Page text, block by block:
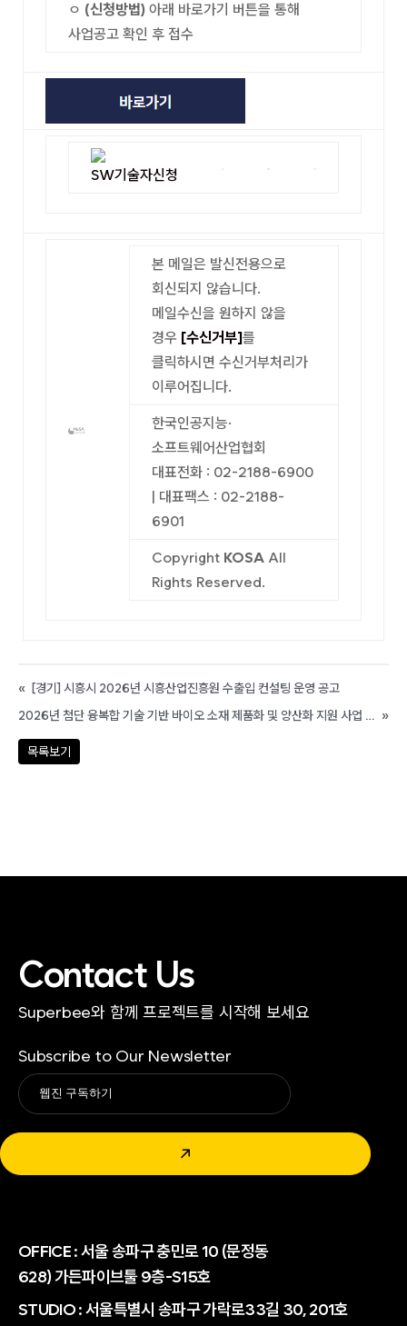
ㅇ (신청방법) 아래 바로가기 버튼을 통해
사업공고 확인 후 접수
본 메일은 발신전용으로
회신되지 않습니다.
메일수신을 원하지 않을
경우 [수신거부]를
클릭하시면 수신거부처리가
이루어집니다.
한국인공지능·
소프트웨어산업협회
대표전화 : 02-2188-6900
| 대표팩스 : 02-2188-
6901
Copyright KOSA All
Rights Reserved.
« [경기] 시흥시 2026년 시흥산업진흥원 수출입 컨설팅 운영 공고
2026년 첨단 융복합 기술 기반 바이오 소재 제품화 및 양산화 지원 사업 기업지원 공고
»
목록보기
Contact Us
Superbee와 함께 프로젝트를 시작해 보세요
Subscribe to Our Newsletter
↗
Alternative:
OFFICE :서울 송파구 충민로 10 (문정동
628) 가든파이브툴 9층-S15호
STUDIO : 서울특별시 송파구 가락로33길 30, 201호